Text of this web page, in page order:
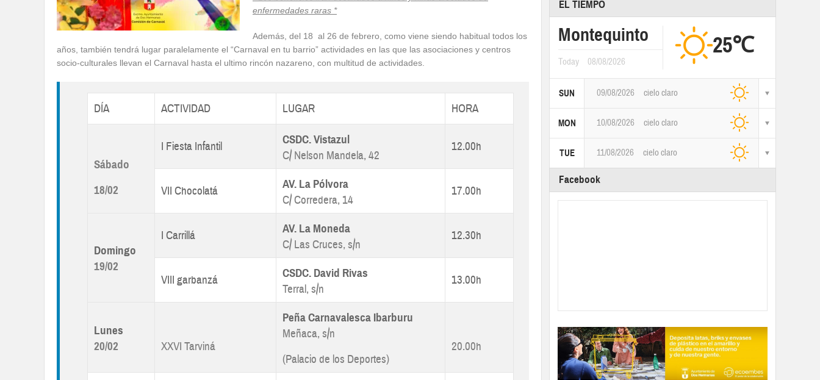
enfermedades raras *
Además, del 18 al 26 de febrero, como viene siendo habitual todos los
años, también tendrá lugar paralelamente el “Carnaval en tu barrio” actividades en las que las asociaciones y centros
socio-culturales llevan el Carnaval hasta el ultimo rincón nazareno, con multitud de actividades.
DÍA ACTIVIDAD LUGAR HORA
Sábado
18/02
I Fiesta Infantil CSDC. Vistazul
C/ Nelson Mandela, 42
12.00h
VII Chocolatá AV. La Pólvora
C/ Corredera, 14
17.00h
Domingo
19/02
I Carrillá AV. La Moneda
C/ Las Cruces, s/n
12.30h
VIII garbanzá CSDC. David Rivas
Terral, s/n
13.00h
Lunes
20/02
XXVI Tarviná
Peña Carnavalesca Ibarburu
Meñaca, s/n
(Palacio de los Deportes)
20.00h
EL TIEMPO
Montequinto
Today 08/08/2026
25℃
SUN 09/08/2026 cielo claro
MON 10/08/2026 cielo claro
TUE 11/08/2026 cielo claro
Facebook